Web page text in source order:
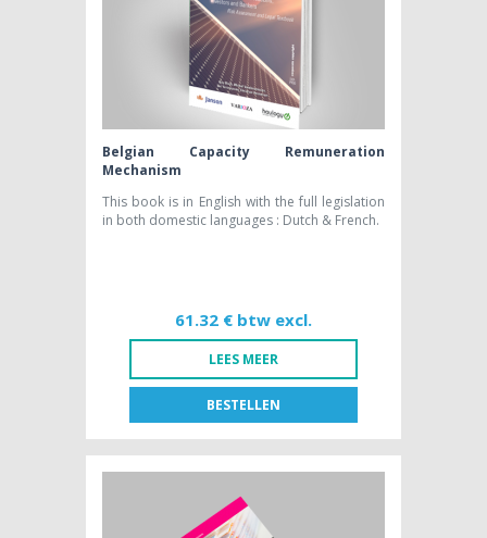
Belgian Capacity Remuneration
Mechanism
This book is in English with the full legislation
in both domestic languages : Dutch & French.
61.32 € btw excl.
LEES MEER
BESTELLEN
NL